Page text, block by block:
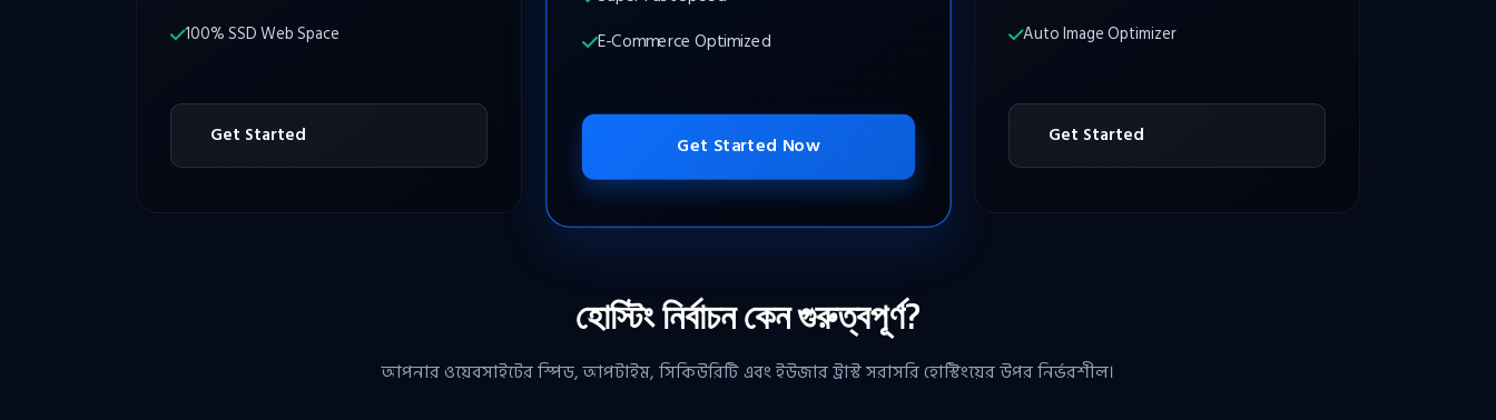
100% SSD Web Space
Get Started
E-Commerce Optimized
Get Started Now
Auto Image Optimizer
Get Started
হোস্টিং নির্বাচন কেন গুরুত্বপূর্ণ?
আপনার ওয়েবসাইটের স্পিড, আপটাইম, সিকিউরিটি এবং ইউজার ট্রাস্ট সরাসরি হোস্টিংয়ের উপর নির্ভরশীল।